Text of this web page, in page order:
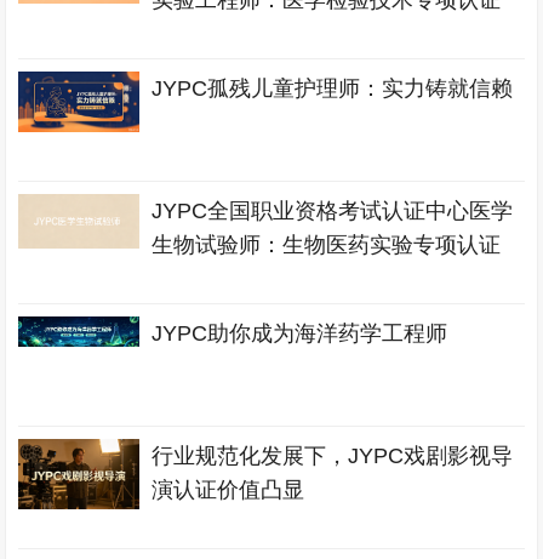
JYPC孤残儿童护理师：实力铸就信赖
JYPC全国职业资格考试认证中心医学
生物试验师：生物医药实验专项认证
JYPC助你成为海洋药学工程师
行业规范化发展下，JYPC戏剧影视导
演认证价值凸显